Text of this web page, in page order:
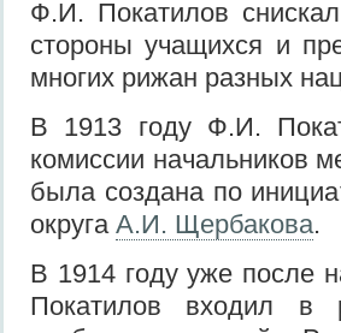
Ф.И. Покатилов
стороны учащихся и
многих рижан разных
В 1913 году Ф.И.
комиссии начальников
была создана по
округа А.И. Щербакова.
В 1914 году уже после
Покатилов входил в